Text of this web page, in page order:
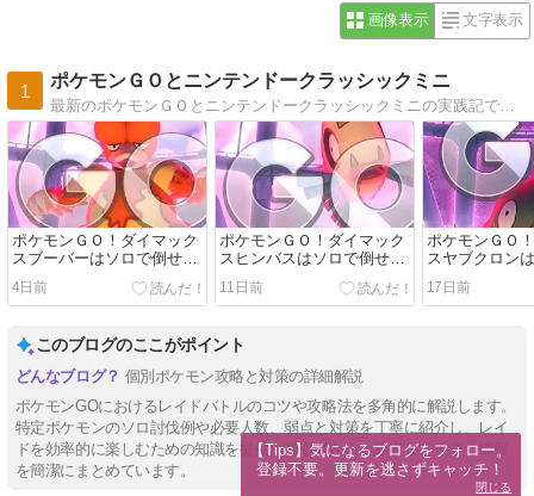
画像表示 文字表示
1
ポケモンＧＯとニンテンドークラッシックミニ
最新のポケモンＧＯとニンテンドークラッシックミニの実践記です。
ポケモンＧＯ！ダイマック
スブーバーはソロで倒せ
る？
4日前
ポケモンＧＯ！ダイマック
スヒンバスはソロで倒せ
11日前
ポケモンＧＯ
スヤブクロン
17日前
このブログのここがポイント
個別ポケモン攻略と対策の詳細解説
ポケモンGOにおけるレイドバトルのコツや攻略法を多角的に解説します。
特定ポケモンのソロ討伐例や必要人数、弱点と対策を丁寧に紹介し、レイ
ドを効率的に楽しむための知識を提供。初心者から上級者まで役立つ情報
を簡潔にまとめています。
【Tips】気になるブログをフォロー。
登録不要。更新を逃さずキャッチ！
閉じる